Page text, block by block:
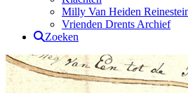
Milly Van Heiden
Vrienden Drents Archief
Zoeken